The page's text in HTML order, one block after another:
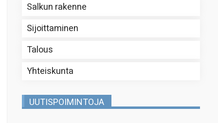
Salkun rakenne
Sijoittaminen
Talous
Yhteiskunta
UUTISPOIMINTOJA